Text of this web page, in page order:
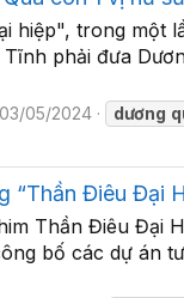
hiệp", trong một
phải đưa
03/05/2024 dương
“Thần Điêu Đại
Thần Điêu Đại
bố các dự án